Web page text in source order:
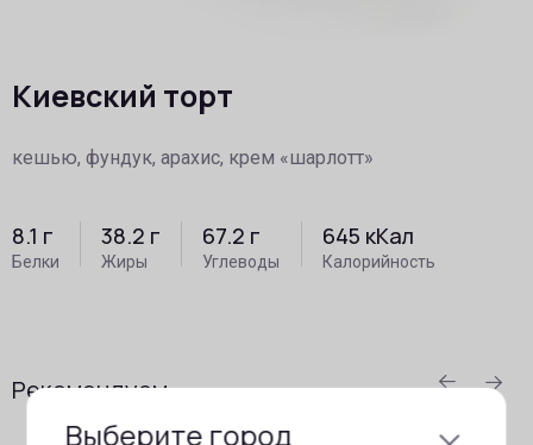
Киевский торт
кешью, фундук, арахис, крем «шарлотт»
8.1 г
Белки
38.2 г
Жиры
67.2 г
Углеводы
645 кКал
Калорийность
Рекомендуем prev
Выберите город